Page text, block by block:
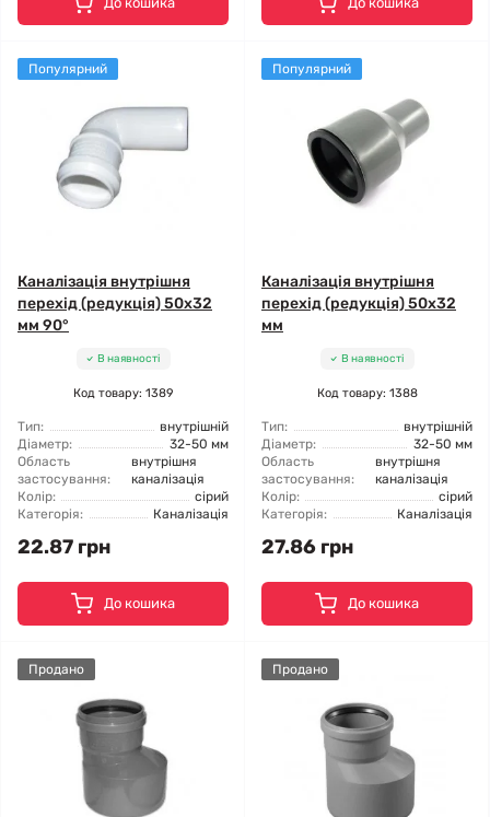
Популярний
Каналізація внутрішня
перехід (редукція) 50x32
мм 90°
В наявності
Код товару: 1389
Тип:
внутрішній
Діаметр:
32-50 мм
Область
застосування:
внутрішня
каналізація
Колір:
сірий
Категорія:
Каналізація
22.87 грн
До кошика
Популярний
Каналізація внутрішня
перехід (редукція) 50x32
мм
В наявності
Код товару: 1388
Тип:
внутрішній
Діаметр:
32-50 мм
Область
застосування:
внутрішня
каналізація
Колір:
сірий
Категорія:
Каналізація
27.86 грн
До кошика
Продано Продано